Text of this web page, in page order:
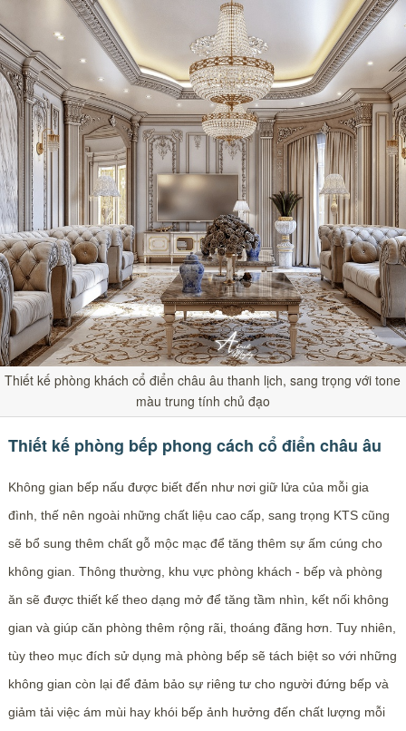
Thiết kế phòng khách cổ điển châu âu thanh lịch, sang trọng với tone
màu trung tính chủ đạo
Thiết kế phòng bếp phong cách cổ điển châu âu
Không gian bếp nấu được biết đến như nơi giữ lửa của mỗi gia
đình, thế nên ngoài những chất liệu cao cấp, sang trọng KTS cũng
sẽ bổ sung thêm chất gỗ mộc mạc để tăng thêm sự ấm cúng cho
không gian. Thông thường, khu vực phòng khách - bếp và phòng
ăn sẽ được thiết kế theo dạng mở để tăng tầm nhìn, kết nối không
gian và giúp căn phòng thêm rộng rãi, thoáng đãng hơn. Tuy nhiên,
tùy theo mục đích sử dụng mà phòng bếp sẽ tách biệt so với những
không gian còn lại để đảm bảo sự riêng tư cho người đứng bếp và
giảm tải việc ám mùi hay khói bếp ảnh hưởng đến chất lượng mỗi